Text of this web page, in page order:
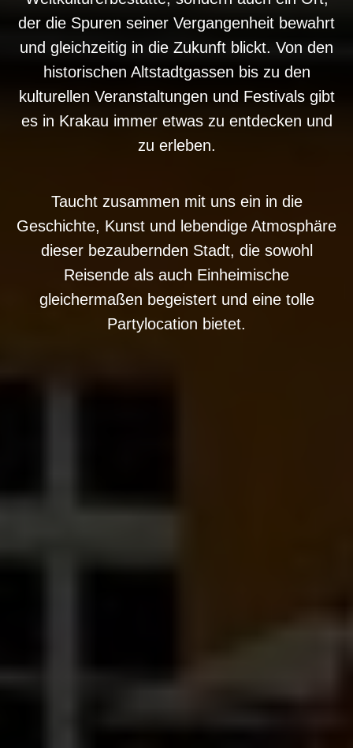
der die Spuren seiner Vergangenheit bewahrt
und gleichzeitig in die Zukunft blickt. Von den
historischen Altstadtgassen bis zu den
kulturellen Veranstaltungen und Festivals gibt
es in Krakau immer etwas zu entdecken und
zu erleben.
Taucht zusammen mit uns ein in die
Geschichte, Kunst und lebendige Atmosphäre
dieser bezaubernden Stadt, die sowohl
Reisende als auch Einheimische
gleichermaßen begeistert und eine tolle
Partylocation bietet.